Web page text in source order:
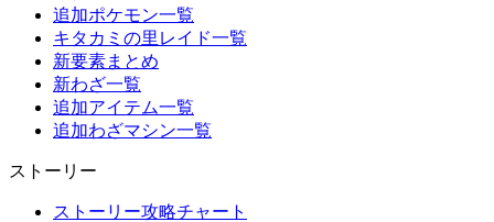
追加ポケモン一覧
キタカミの里レイド一覧
新要素まとめ
新わざ一覧
追加アイテム一覧
追加わざマシン一覧
ストーリー
ストーリー攻略チャート